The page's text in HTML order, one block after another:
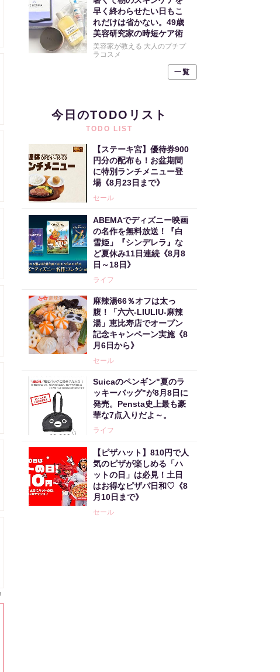
早く終わらせたい日もこ
れだけは省かない。49歳
美容研究家の時短ケア術
美容家が教える 大人のプチプ
ラコスメ
一覧
今日のTODOリスト
TODO LIST
【ステーキ宮】優待券900
円分の配布も！お盆期間
に特別ランチメニュー登
場《8月23日まで》
セール
ABEMAでディズニー映画
の名作を無料放送！『白
雪姫」『シンデレラ』な
ど夏休み11日連続《8月8
日～18日》
ライフ
麻辣湯66％オフは太っ
腹！「六六-LIULIU-麻辣
湯」恵比寿店でオープン
記念キャンペーン実施《8
月6日から》
セール
Suicaのペンギン"夏のラ
ッキーバッグ"が8月8日に
発売。Pensta史上最も豪
華な7点入りだよ～。
ライフ
【ピザハット】810円で人
気のピザが楽しめる「ハ
ットの日」は必見！土日
はお得なピザパ日和♡《8
月10日まで》
セール